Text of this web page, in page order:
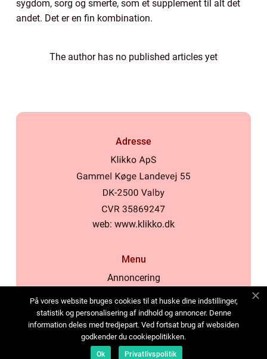
sygdom, sorg og smerte, som et supplement til alt det
andet. Det er en fin kombination.
The author has no published articles yet
Adresse
web: www.klikko.dk
Menu
Annoncering
Cookies
Kontakt os
Sitemap
På vores website bruges cookies til at huske dine indstillinger,
statistik og personalisering af indhold og annoncer. Denne
information deles med tredjepart. Ved fortsat brug af websiden
godkender du cookiepolitikken.
Ok Privatlivspolitik